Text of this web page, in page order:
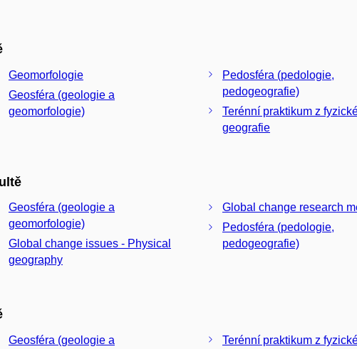
Geomorfologie
Geosféra (geologie a
geomorfologie)
Pedosféra (pedologie,
pedogeografie)
Terénní praktikum z
geografie
Geosféra (geologie a
geomorfologie)
Global change issues - Physical
geography
Global change research
Pedosféra (pedologie,
pedogeografie)
Geosféra (geologie a
Terénní praktikum z